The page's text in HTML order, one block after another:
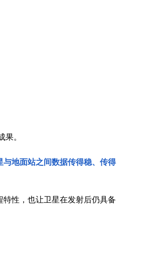
。
与地面站之间数据传得稳、传得
性，也让卫星在发射后仍具备